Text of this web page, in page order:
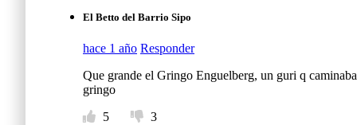
El Betto del Barrio Sipo
hace 1 año Responder
Que grande el Gringo Enguelberg, un guri q
gringo
5
3